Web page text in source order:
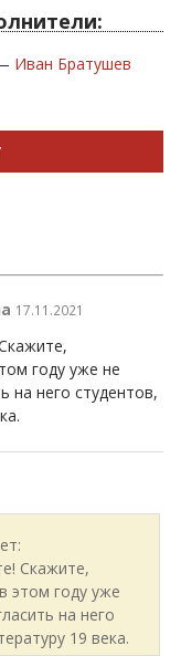
Иван Братушев
17.11.2021
году уже не
на него студентов,
Скажите,
этом году уже
на него
19 века.